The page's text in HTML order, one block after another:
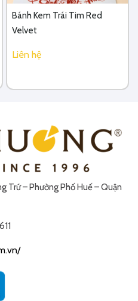
Bánh Kem Trái Tim Red
Velvet
Liên hệ
Trứ – Phường Phố Huế – Quận